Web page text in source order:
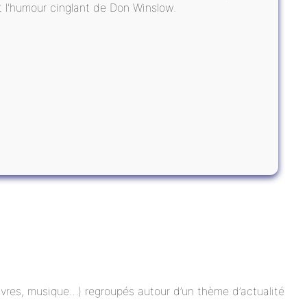
cinglant de Don Winslow.
musique…) regroupés autour d’un thème d’actualité